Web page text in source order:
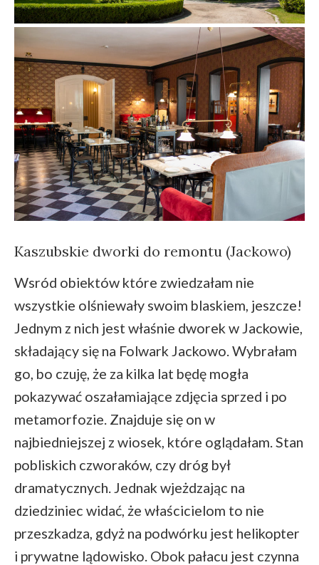
Kaszubskie dworki do remontu (Jackowo)
Wsród obiektów które zwiedzałam nie
wszystkie olśniewały swoim blaskiem, jeszcze!
Jednym z nich jest właśnie dworek w Jackowie,
składający się na Folwark Jackowo. Wybrałam
go, bo czuję, że za kilka lat będę mogła
pokazywać oszałamiające zdjęcia sprzed i po
metamorfozie. Znajduje się on w
najbiedniejszej z wiosek, które oglądałam. Stan
pobliskich czworaków, czy dróg był
dramatycznych. Jednak wjeżdzając na
dziedziniec widać, że właścicielom to nie
przeszkadza, gdyż na podwórku jest helikopter
i prywatne lądowisko. Obok pałacu jest czynna